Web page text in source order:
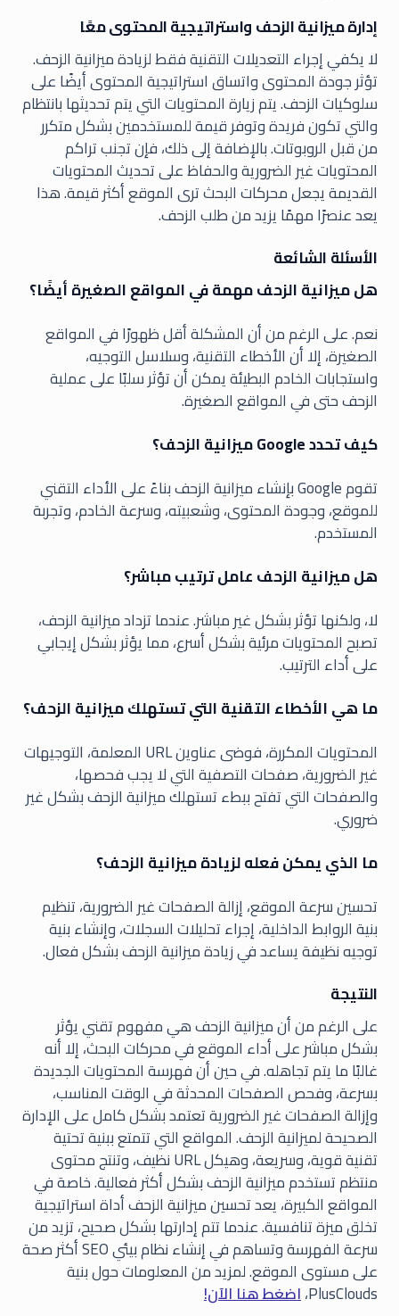
إدارة ميزانية الزحف واستراتيجية المحتوى معًا
لا يكفي إجراء التعديلات التقنية فقط لزيادة ميزانية الزحف.
تؤثر جودة المحتوى واتساق استراتيجية المحتوى أيضًا على
سلوكيات الزحف. يتم زيارة المحتويات التي يتم تحديثها بانتظام
والتي تكون فريدة وتوفر قيمة للمستخدمين بشكل متكرر
من قبل الروبوتات. بالإضافة إلى ذلك، فإن تجنب تراكم
المحتويات غير الضرورية والحفاظ على تحديث المحتويات
القديمة يجعل محركات البحث ترى الموقع أكثر قيمة. هذا
يعد عنصرًا مهمًا يزيد من طلب الزحف.
الأسئلة الشائعة
هل ميزانية الزحف مهمة في المواقع الصغيرة أيضًا؟
نعم. على الرغم من أن المشكلة أقل ظهورًا في المواقع
الصغيرة، إلا أن الأخطاء التقنية، وسلاسل التوجيه،
واستجابات الخادم البطيئة يمكن أن تؤثر سلبًا على عملية
الزحف حتى في المواقع الصغيرة.
كيف تحدد Google ميزانية الزحف؟
تقوم Google بإنشاء ميزانية الزحف بناءً على الأداء التقني
للموقع، وجودة المحتوى، وشعبيته، وسرعة الخادم، وتجربة
المستخدم.
هل ميزانية الزحف عامل ترتيب مباشر؟
لا، ولكنها تؤثر بشكل غير مباشر. عندما تزداد ميزانية الزحف،
تصبح المحتويات مرئية بشكل أسرع، مما يؤثر بشكل إيجابي
على أداء الترتيب.
ما هي الأخطاء التقنية التي تستهلك ميزانية الزحف؟
المحتويات المكررة، فوضى عناوين URL المعلمة، التوجيهات
غير الضرورية، صفحات التصفية التي لا يجب فحصها،
والصفحات التي تفتح ببطء تستهلك ميزانية الزحف بشكل غير
ضروري.
ما الذي يمكن فعله لزيادة ميزانية الزحف؟
تحسين سرعة الموقع، إزالة الصفحات غير الضرورية، تنظيم
بنية الروابط الداخلية، إجراء تحليلات السجلات، وإنشاء بنية
توجيه نظيفة يساعد في زيادة ميزانية الزحف بشكل فعال.
النتيجة
على الرغم من أن ميزانية الزحف هي مفهوم تقني يؤثر
بشكل مباشر على أداء الموقع في محركات البحث، إلا أنه
غالبًا ما يتم تجاهله. في حين أن فهرسة المحتويات الجديدة
بسرعة، وفحص الصفحات المحدثة في الوقت المناسب،
وإزالة الصفحات غير الضرورية تعتمد بشكل كامل على الإدارة
الصحيحة لميزانية الزحف. المواقع التي تتمتع ببنية تحتية
تقنية قوية، وسريعة، وهيكل URL نظيف، وتنتج محتوى
منتظم تستخدم ميزانية الزحف بشكل أكثر فعالية. خاصة في
المواقع الكبيرة، يعد تحسين ميزانية الزحف أداة استراتيجية
تخلق ميزة تنافسية. عندما تتم إدارتها بشكل صحيح، تزيد من
سرعة الفهرسة وتساهم في إنشاء نظام بيئي SEO أكثر صحة
على مستوى الموقع. لمزيد من المعلومات حول بنية
PlusClouds، اضغط هنا الآن!